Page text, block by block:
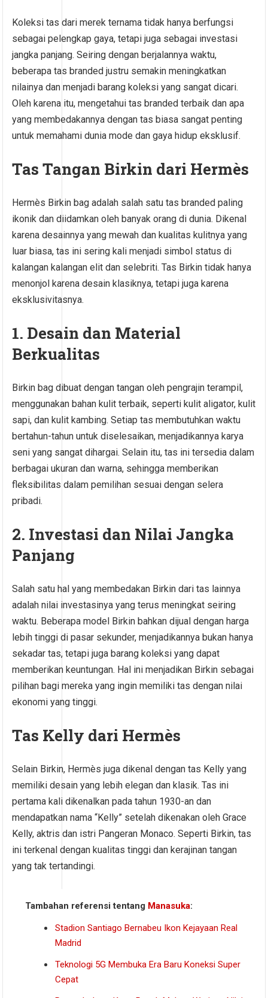
Koleksi tas dari merek ternama tidak hanya berfungsi
sebagai pelengkap gaya, tetapi juga sebagai investasi
jangka panjang. Seiring dengan berjalannya waktu,
beberapa tas branded justru semakin meningkatkan
nilainya dan menjadi barang koleksi yang sangat dicari.
Oleh karena itu, mengetahui tas branded terbaik dan apa
yang membedakannya dengan tas biasa sangat penting
untuk memahami dunia mode dan gaya hidup eksklusif.
Tas Tangan Birkin dari Hermès
Hermès Birkin bag adalah salah satu tas branded paling
ikonik dan diidamkan oleh banyak orang di dunia. Dikenal
karena desainnya yang mewah dan kualitas kulitnya yang
luar biasa, tas ini sering kali menjadi simbol status di
kalangan kalangan elit dan selebriti. Tas Birkin tidak hanya
menonjol karena desain klasiknya, tetapi juga karena
eksklusivitasnya.
1. Desain dan Material
Berkualitas
Birkin bag dibuat dengan tangan oleh pengrajin terampil,
menggunakan bahan kulit terbaik, seperti kulit aligator, kulit
sapi, dan kulit kambing. Setiap tas membutuhkan waktu
bertahun-tahun untuk diselesaikan, menjadikannya karya
seni yang sangat dihargai. Selain itu, tas ini tersedia dalam
berbagai ukuran dan warna, sehingga memberikan
fleksibilitas dalam pemilihan sesuai dengan selera
pribadi.
2. Investasi dan Nilai Jangka
Panjang
Salah satu hal yang membedakan Birkin dari tas lainnya
adalah nilai investasinya yang terus meningkat seiring
waktu. Beberapa model Birkin bahkan dijual dengan harga
lebih tinggi di pasar sekunder, menjadikannya bukan hanya
sekadar tas, tetapi juga barang koleksi yang dapat
memberikan keuntungan. Hal ini menjadikan Birkin sebagai
pilihan bagi mereka yang ingin memiliki tas dengan nilai
ekonomi yang tinggi.
Tas Kelly dari Hermès
Selain Birkin, Hermès juga dikenal dengan tas Kelly yang
memiliki desain yang lebih elegan dan klasik. Tas ini
pertama kali dikenalkan pada tahun 1930-an dan
mendapatkan nama “Kelly” setelah dikenakan oleh Grace
Kelly, aktris dan istri Pangeran Monaco. Seperti Birkin, tas
ini terkenal dengan kualitas tinggi dan kerajinan tangan
yang tak tertandingi.
Tambahan referensi tentang Manasuka:
Stadion Santiago Bernabeu Ikon Kejayaan Real
Madrid
Teknologi 5G Membuka Era Baru Koneksi Super
Cepat